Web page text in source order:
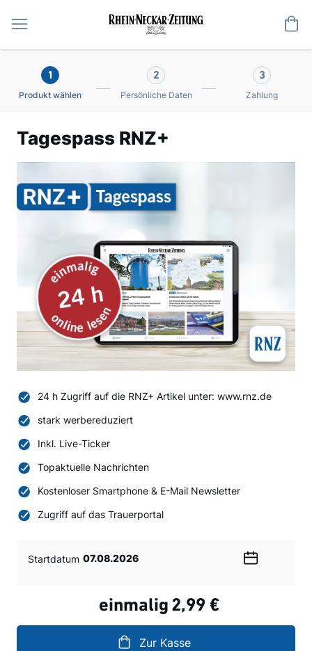
1
Produkt wählen
2
Persönliche Daten
3
Zahlung
Tagespass RNZ+
24 h Zugriff auf die RNZ+ Artikel unter: www.rnz.de
stark werbereduziert
Inkl. Live-Ticker
Topaktuelle Nachrichten
Kostenloser Smartphone & E-Mail Newsletter
Zugriff auf das Trauerportal
Startdatum
einmalig 2,99 €
Zur Kasse